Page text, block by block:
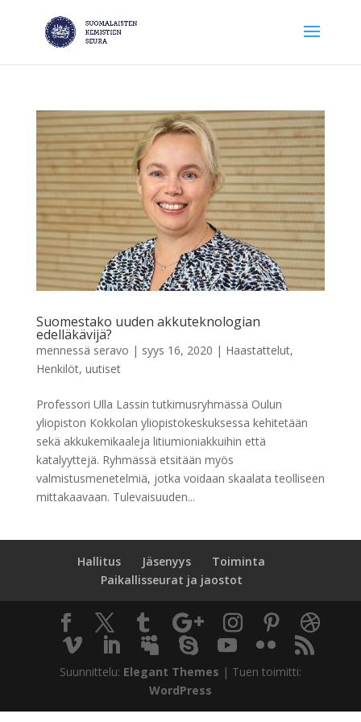
Suomestako uuden akkuteknologian
edelläkävijä?
mennessä seravo | syys 16, 2020 | Haastattelut,
Henkilöt, uutiset
Professori Ulla Lassin tutkimusryhmässä Oulun
yliopiston Kokkolan yliopistokeskuksessa kehitetään
sekä akkukemikaaleja litiumioniakkuihin että
katalyyttejä. Ryhmässä etsitään myös
valmistusmenetelmiä, jotka voidaan skaalata teolliseen
mittakaavaan. Tulevaisuuden...
Hallitus Jäsenyys
Toiminta
Paikallisseurat ja jaostot
Suunnittelu: Elegant Themes | Tuen toimitti:
WordPress